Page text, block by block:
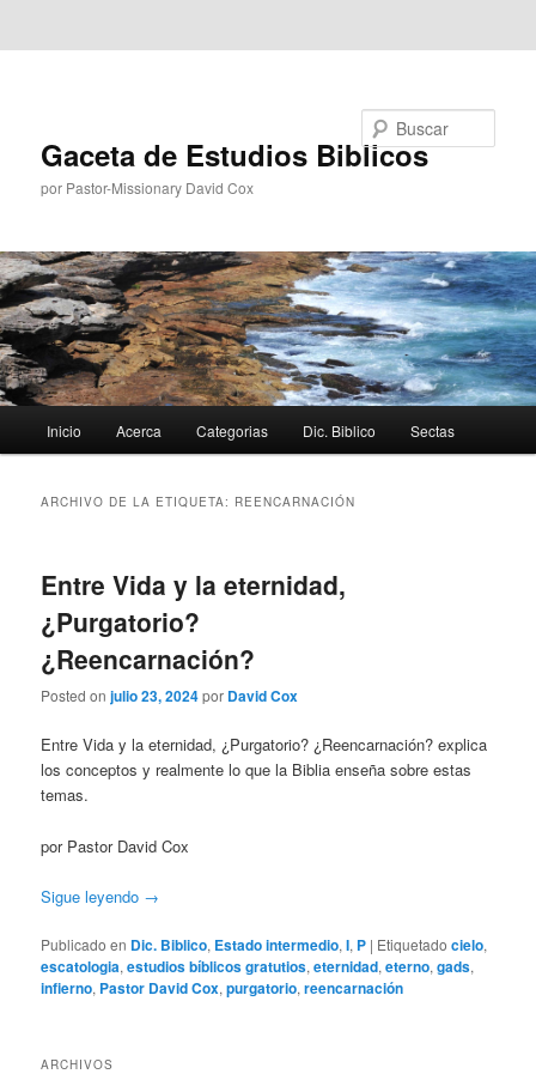
Gaceta de Estudios Biblicos
por Pastor-Missionary David Cox
principal
Inicio Acerca Categorias Dic. Biblico Sectas
ARCHIVO DE LA ETIQUETA: REENCARNACIÓN
Entre Vida y la eternidad,
¿Purgatorio?
¿Reencarnación?
Posted onjulio 23, 2024por David Cox
Entre Vida y la eternidad, ¿Purgatorio? ¿Reencarnación? explica
los conceptos y realmente lo que la Biblia enseña sobre estas
temas.
por Pastor David Cox
Sigue leyendo →
Publicado en Dic. Biblico, Estado intermedio,I, P | Etiquetado cielo,
escatologia,estudios bíblicos gratutios,eternidad,eterno,gads,
infierno, Pastor David Cox,purgatorio,reencarnación
ARCHIVOS